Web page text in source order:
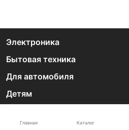
Главная Каталог
Электроника
Бытовая техника
Для автомобиля
Детям